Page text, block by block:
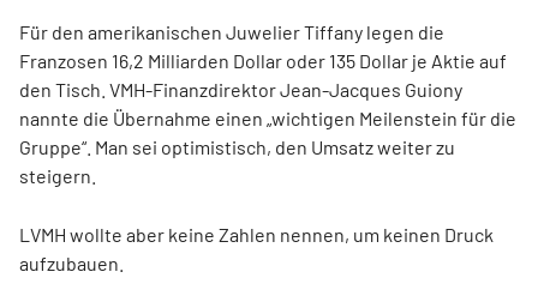
Für den amerikanischen Juwelier Tiffany legen die
Franzosen 16,2 Milliarden Dollar oder 135 Dollar je Aktie auf
den Tisch. VMH-Finanzdirektor Jean-Jacques Guiony
nannte die Übernahme einen „wichtigen Meilenstein für die
Gruppe“. Man sei optimistisch, den Umsatz weiter zu
steigern.
LVMH wollte aber keine Zahlen nennen, um keinen Druck
aufzubauen.